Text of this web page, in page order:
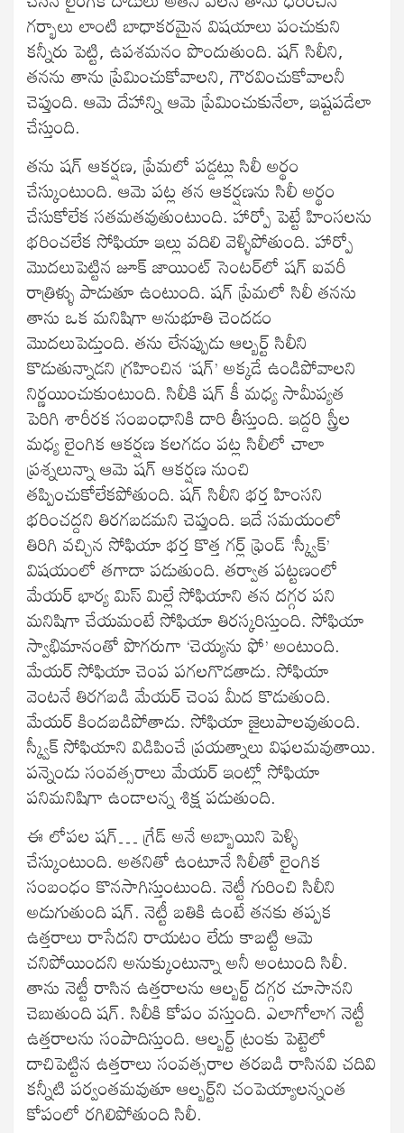
గర్భాలు లాంటి బాధాకరమైన విషయాలు పంచుకుని
కన్నీరు పెట్టి, ఉపశమనం పొందుతుంది. షగ్‌ సిలీని,
తనను తాను ప్రేమించుకోవాలని, గౌరవించుకోవాలనీ
చెప్తుంది. ఆమె దేహాన్ని ఆమె ప్రేమించుకునేలా, ఇష్టపడేలా
చేస్తుంది.
తను షగ్‌ ఆకర్షణ, ప్రేమలో పడ్డట్లు సిలీ అర్థం
చేస్కుంటుంది. ఆమె పట్ల తన ఆకర్షణను సిలీ అర్థం
చేసుకోలేక సతమతవుతుంటుంది. హార్పో పెట్టే హింసలను
భరించలేక సోఫియా ఇల్లు వదిలి వెళ్ళిపోతుంది. హార్పో
మొదలుపెట్టిన జూక్‌ జాయింట్‌ సెంటర్‌లో షగ్‌ ఐవరీ
రాత్రిళ్ళు పాడుతూ ఉంటుంది. షగ్‌ ప్రేమలో సిలీ తనను
తాను ఒక మనిషిగా అనుభూతి చెందడం
మొదలుపెడ్తుంది. తను లేనప్పుడు ఆల్బర్ట్‌ సిలీని
కొడుతున్నాడని గ్రహించిన ‘షగ్‌’ అక్కడే ఉండిపోవాలని
నిర్ణయించుకుంటుంది. సిలీకి షగ్‌ కీ మధ్య సామీప్యత
పెరిగి శారీరక సంబంధానికి దారి తీస్తుంది. ఇద్దరి స్త్రీల
మధ్య లైంగిక ఆకర్షణ కలగడం పట్ల సిలీలో చాలా
ప్రశ్నలున్నా ఆమె షగ్‌ ఆకర్షణ నుంచి
తప్పించుకోలేకపోతుంది. షగ్‌ సిలీని భర్త హింసని
భరించద్దని తిరగబడమని చెప్తుంది. ఇదే సమయంలో
తిరిగి వచ్చిన సోఫియా భర్త కొత్త గర్ల్‌ ఫ్రెండ్‌ ‘స్క్వీక్‌’
విషయంలో తగాదా పడుతుంది. తర్వాత పట్టణంలో
మేయర్‌ భార్య మిస్‌ మిల్లే సోఫియాని తన దగ్గర పని
మనిషిగా చేయమంటే సోఫియా తిరస్కరిస్తుంది. సోఫియా
స్వాభిమానంతో పొగరుగా ‘చెయ్యను ఫో’ అంటుంది.
మేయర్‌ సోఫియా చెంప పగలగొడతాడు. సోఫియా
వెంటనే తిరగబడి మేయర్‌ చెంప మీద కొడుతుంది.
మేయర్‌ కిందబడిపోతాడు. సోఫియా జైలుపాలవుతుంది.
స్క్వీక్‌ సోఫియాని విడిపించే ప్రయత్నాలు విఫలమవుతాయి.
పన్నెండు సంవత్సరాలు మేయర్‌ ఇంట్లో సోఫియా
పనిమనిషిగా ఉండాలన్న శిక్ష పడుతుంది.
ఈ లోపల షగ్‌… గ్రేడ్‌ అనే అబ్బాయిని పెళ్ళి
చేస్కుంటుంది. అతనితో ఉంటూనే సిలీతో లైంగిక
సంబంధం కొనసాగిస్తుంటుంది. నెట్టీ గురించి సిలీని
అడుగుతుంది షగ్‌. నెట్టీ బతికి ఉంటే తనకు తప్పక
ఉత్తరాలు రాసేదని రాయటం లేదు కాబట్టి ఆమె
చనిపోయిందని అనుక్కుంటున్నా అనీ అంటుంది సిలీ.
తాను నెట్టీ రాసిన ఉత్తరాలను ఆల్బర్ట్‌ దగ్గర చూసానని
చెబుతుంది షగ్‌. సిలీకి కోపం వస్తుంది. ఎలాగోలాగ నెట్టీ
ఉత్తరాలను సంపాదిస్తుంది. ఆల్బర్ట్‌ ట్రంకు పెట్టెలో
దాచిపెట్టిన ఉత్తరాలు సంవత్సరాల తరబడి రాసినవి చదివి
కన్నీటి పర్వంతమవుతూ ఆల్బర్ట్‌ని చంపెయ్యాలన్నంత
కోపంలో రగిలిపోతుంది సిలీ.